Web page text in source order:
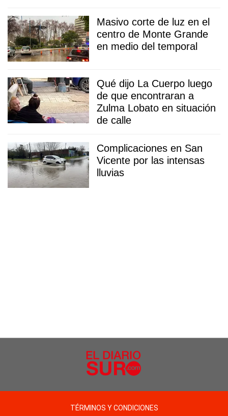
Masivo corte de luz en el
centro de Monte Grande
en medio del temporal
Qué dijo La Cuerpo luego
de que encontraran a
Zulma Lobato en situación
de calle
Complicaciones en San
Vicente por las intensas
lluvias
TÉRMINOS Y CONDICIONES